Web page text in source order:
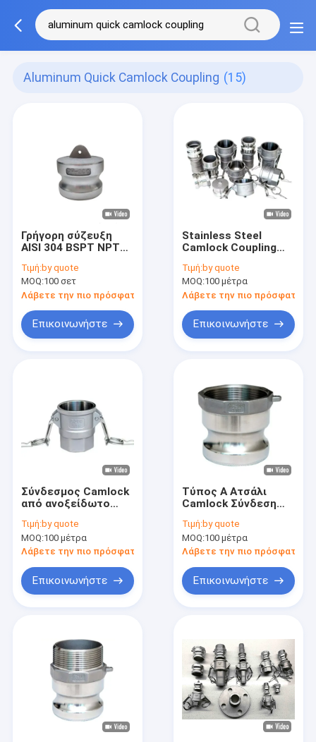
Aluminum Quick Camlock Coupling (15)
Γρήγορη σύζευξη
AISI 304 BSPT NPT
Τιμή:by quote
MOQ:100 σετ
Λάβετε την πιο πρόσφατη τιμή
Επικοινωνήστε
Stainless Steel
Camlock Coupling
A/B/C/D/DC/DP/E/F
Precision Investment
Casting
Τιμή:by quote
MOQ:100 μέτρα
Λάβετε την πιο πρόσφατη
Επικοινωνήστε
Σύνδεσμος Camlock
από ανοξείδωτο
Χύτευση ακριβείας
με επένδυση
Τιμή:by quote
MOQ:100 μέτρα
Λάβετε την πιο πρόσφατη τιμή
Επικοινωνήστε
Τύπος Α Ατσάλι
Camlock Σύνδεση
ακρίβειας Casting
Τιμή:by quote
MOQ:100 μέτρα
Λάβετε την πιο πρόσφατη
Επικοινωνήστε